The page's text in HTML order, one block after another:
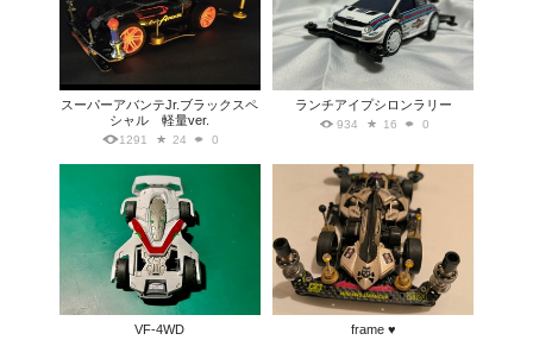
スーパーアバンテJr.ブラックスペ
シャル 軽量ver.
1291 24 0
ランチアイプシロンラリー
934 16 0
VF-4WD frame ♥️